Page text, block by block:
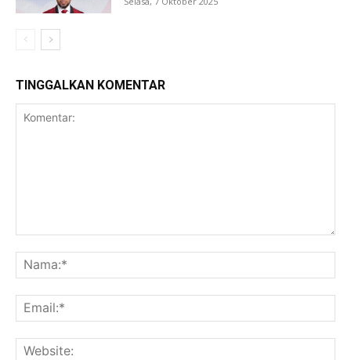
TINGGALKAN KOMENTAR